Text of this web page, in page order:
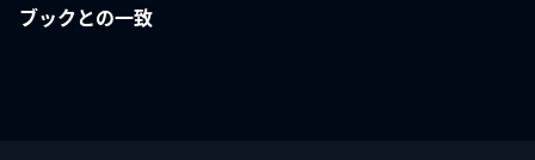
ブックとの一致